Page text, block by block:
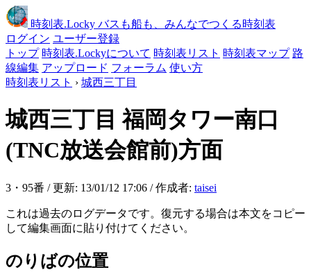
時刻表.Locky バスも船も、みんなでつくる時刻表
ログイン ユーザー登録
トップ 時刻表.Lockyについて 時刻表リスト 時刻表マップ 路
線編集 アップロード フォーラム 使い方
時刻表リスト › 城西三丁目
城西三丁目福岡タワー南口
(TNC放送会館前)方面
3・95番 / 更新: 13/01/12 17:06 / 作成者: taisei
これは過去のログデータです。復元する場合は本文をコピー
して編集画面に貼り付けてください。
のりばの位置